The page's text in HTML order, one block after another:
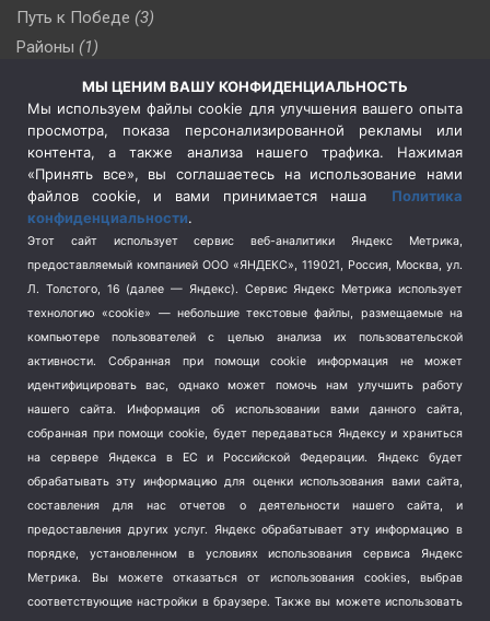
Путь к Победе (3)
Районы (1)
Сельское хозяйство (3)
Социальная политика
(3)
Спецоперация в Украине
Спецоперация на Украине
(404)
Спорт (740)
Терроризм (1)
Транспорт (262)
Туризм (178)
Флот (76)
Школа и спорт (2)
Экология (8)
Экономика (1172)
МЫ ЦЕНИМ ВАШУ КОНФИДЕНЦИАЛЬНОСТЬ
Мы используем файлы cookie для улучшения вашего опыта
просмотра, показа персонализированной рекламы или
контента, а также анализа нашего трафика. Нажимая
«Принять все», вы соглашаетесь на использование нами
файлов cookie, и вами принимается наша Политика
конфиденциальности.
Этот сайт использует сервис веб-аналитики Яндекс Метрика,
предоставляемый компанией ООО «ЯНДЕКС», 119021, Россия, Москва, ул.
Л. Толстого, 16 (далее — Яндекс). Сервис Яндекс Метрика использует
технологию «cookie» — небольшие текстовые файлы, размещаемые на
компьютере пользователей с целью анализа их пользовательской
активности.
Собранная при помощи cookie информация не может
идентифицировать вас, однако может помочь нам улучшить работу
нашего сайта. Информация об использовании вами данного сайта,
собранная при помощи cookie, будет передаваться Яндексу и храниться
на сервере Яндекса в ЕС и Российской Федерации. Яндекс будет
обрабатывать эту информацию для оценки использования вами сайта,
составления для нас отчетов о деятельности нашего сайта, и
предоставления других услуг. Яндекс обрабатывает эту информацию в
порядке, установленном в условиях использования сервиса Яндекс
Метрика.
Вы можете отказаться от использования cookies, выбрав
соответствующие настройки в браузере. Также вы можете использовать